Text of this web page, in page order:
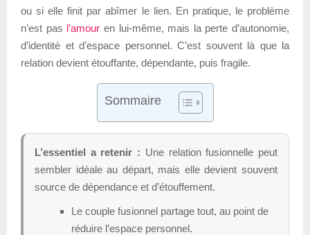
ou si elle finit par abîmer le lien. En pratique, le problème
n’est pas l’amour en lui-même, mais la perte d’autonomie,
d’identité et d’espace personnel. C’est souvent là que la
relation devient étouffante, dépendante, puis fragile.
Sommaire
L’essentiel a retenir : Une relation fusionnelle peut
sembler idéale au départ, mais elle devient souvent
source de dépendance et d’étouffement.
Le couple fusionnel partage tout, au point de
réduire l’espace personnel.